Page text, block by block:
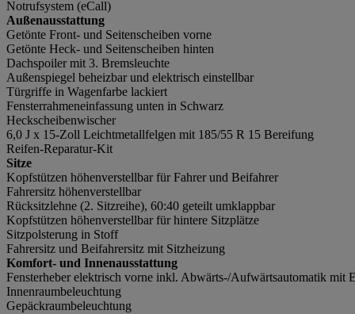
Notrufsystem (eCall)
Außenausstattung
Getönte Front- und Seitenscheiben vorne
Getönte Heck- und Seitenscheiben hinten
Dachspoiler mit 3. Bremsleuchte
Außenspiegel beheizbar und elektrisch einstellbar
Türgriffe in Wagenfarbe lackiert
Fensterrahmeneinfassung unten in Schwarz
Heckscheibenwischer
6,0 J x 15-Zoll Leichtmetallfelgen mit 185/55 R 15 Bereifung
Reifen-Reparatur-Kit
Sitze
Kopfstützen höhenverstellbar für Fahrer und Beifahrer
Fahrersitz höhenverstellbar
Rücksitzlehne (2. Sitzreihe), 60:40 geteilt umklappbar
Kopfstützen höhenverstellbar für hintere Sitzplätze
Sitzpolsterung in Stoff
Fahrersitz und Beifahrersitz mit Sitzheizung
Komfort- und Innenausstattung
Fensterheber elektrisch vorne inkl. Abwärts-/Aufwärtsautomatik mit
Innenraumbeleuchtung
Gepäckraumbeleuchtung